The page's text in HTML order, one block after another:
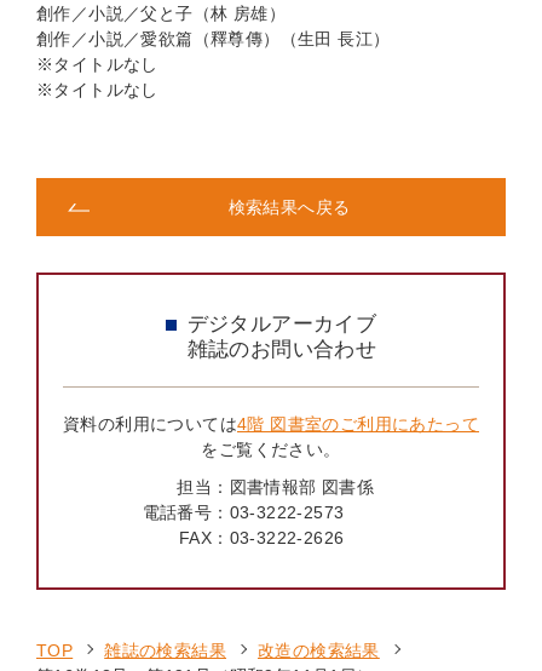
創作／小説／父と子（林 房雄）
創作／小説／愛欲篇（釋尊傳）（生田 長江）
※タイトルなし
※タイトルなし
検索結果へ戻る
デジタルアーカイブ
雑誌のお問い合わせ
資料の利用については4階 図書室のご利用にあたって
をご覧ください。
担当： 図書情報部 図書係
電話番号： 03-3222-2573
FAX： 03-3222-2626
TOP 雑誌の検索結果
改造の検索結果